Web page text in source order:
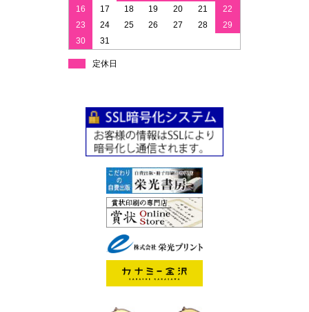
16
17 18 19 20 21
22
23
24 25 26 27 28
29
30
31
定休日